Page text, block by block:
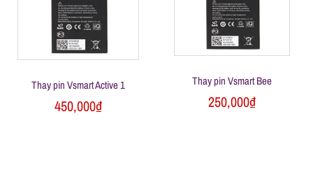
c
h
Thay pin Vsmart Active 1
450,000₫
Thay pin Vsmart Bee
250,000₫